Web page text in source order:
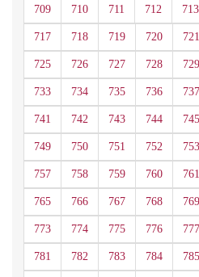
709 710 711 712 713
717 718 719 720 721
725 726 727 728 729
733 734 735 736 737
741 742 743 744 745
749 750 751 752 753
757 758 759 760 761
765 766 767 768 769
773 774 775 776 777
781 782 783 784 785